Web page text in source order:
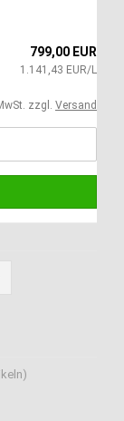
799,00 EUR
1.141,43 EUR/L
zzgl. Versand